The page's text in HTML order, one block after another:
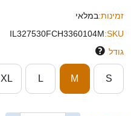
זמינות:במלאי
SKU:
IL327530FCH3360104M
גודל
S
M
L
XL